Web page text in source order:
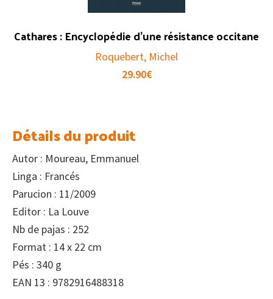
Cathares : Encyclopédie d’une résistance occitane
Roquebert, Michel
29.90€
Détails du produit
Autor : Moureau, Emmanuel
Linga : Francés
Parucion : 11/2009
Editor : La Louve
Nb de pajas : 252
Format : 14 x 22 cm
Pés : 340 g
EAN 13 : 9782916488318